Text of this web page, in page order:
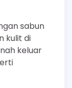
sabun
kulit di
keluar